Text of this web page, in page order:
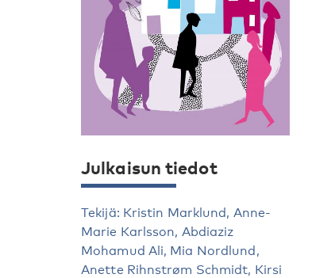
Julkaisun tiedot
Tekijä: Kristin Marklund, Anne-
Marie Karlsson, Abdiaziz
Mohamud Ali, Mia Nordlund,
Anette Rihnstrøm Schmidt, Kirsi